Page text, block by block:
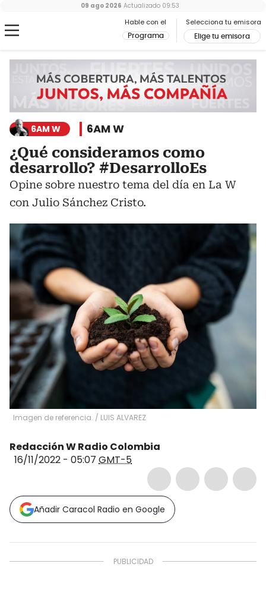
Hable con el
Programa
Selecciona tu emisora
Elige tu emisora
09 ago 2026 Actualizado 09:53
6AM W 6AM W
¿Qué consideramos como
desarrollo? #DesarrolloEs
Opine sobre nuestro tema del día en La W
con Julio Sánchez Cristo.
Imagen de referencia. / LUIS ALVAREZ
Redacción W Radio Colombia
16/11/2022 - 05:07 GMT-5
Añadir Caracol Radio en Google